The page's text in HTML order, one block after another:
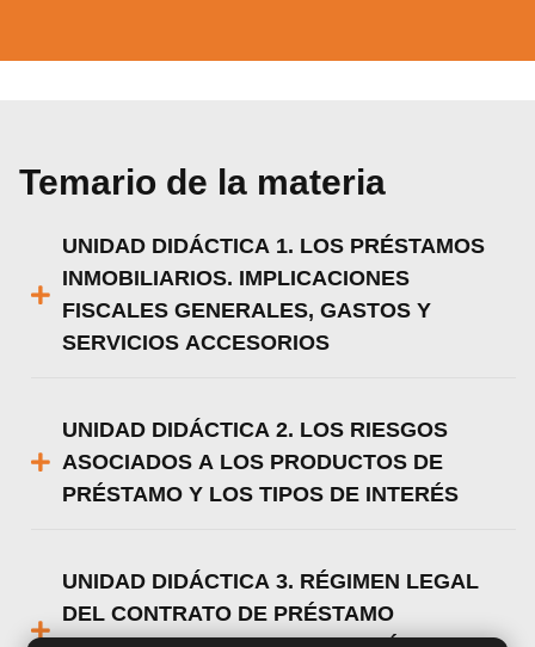
Temario de la materia
UNIDAD DIDÁCTICA 1. LOS PRÉSTAMOS
INMOBILIARIOS. IMPLICACIONES
FISCALES GENERALES, GASTOS Y
SERVICIOS ACCESORIOS
UNIDAD DIDÁCTICA 2. LOS RIESGOS
ASOCIADOS A LOS PRODUCTOS DE
PRÉSTAMO Y LOS TIPOS DE INTERÉS
UNIDAD DIDÁCTICA 3. RÉGIMEN LEGAL
DEL CONTRATO DE PRÉSTAMO